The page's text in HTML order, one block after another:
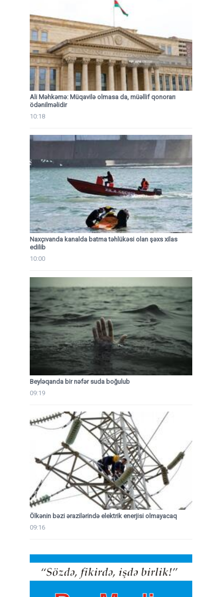
Ali Məhkəmə: Müqavilə olmasa da, müəllif qonorarı
ödənilməlidir
10:18
Naxçıvanda kanalda batma təhlükəsi olan şəxs xilas
edilib
10:00
Beyləqanda bir nəfər suda boğulub
09:19
Ölkənin bəzi ərazilərində elektrik enerjisi olmayacaq
09:16